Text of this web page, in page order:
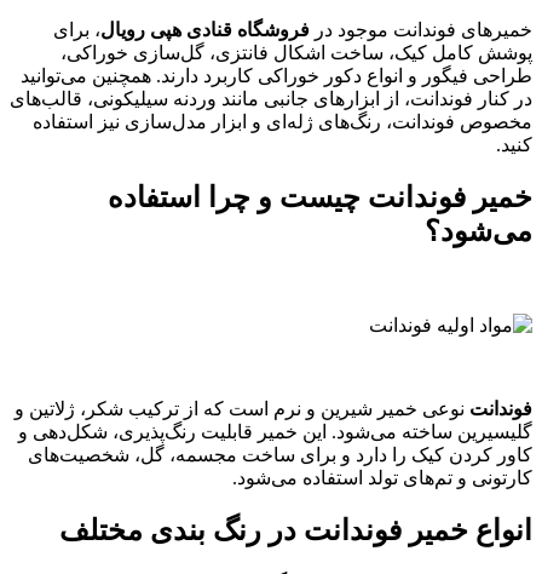
خمیرهای فوندانت موجود در فروشگاه قنادی هپی رویال، برای
پوشش کامل کیک، ساخت اشکال فانتزی، گل‌سازی خوراکی،
طراحی فیگور و انواع دکور خوراکی کاربرد دارند. همچنین می‌توانید
در کنار فوندانت، از ابزارهای جانبی مانند وردنه سیلیکونی، قالب‌های
مخصوص فوندانت، رنگ‌های ژله‌ای و ابزار مدل‌سازی نیز استفاده
کنید.
خمیر فوندانت چیست و چرا استفاده
می‌شود؟
فوندانت نوعی خمیر شیرین و نرم است که از ترکیب شکر، ژلاتین و
گلیسیرین ساخته می‌شود. این خمیر قابلیت رنگ‌پذیری، شکل‌دهی و
کاور کردن کیک را دارد و برای ساخت مجسمه، گل، شخصیت‌های
کارتونی و تم‌های تولد استفاده می‌شود.
انواع خمیر فوندانت در رنگ بندی مختلف